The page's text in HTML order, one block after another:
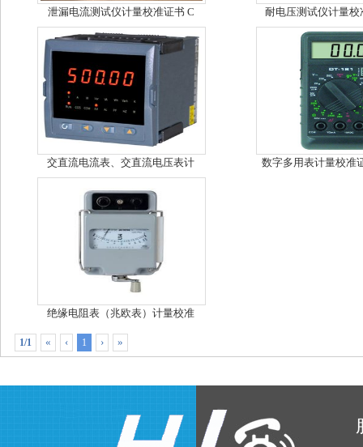
泄漏电流测试仪计量校准证书 C 耐电压测试仪计量校
交直流电流表、交直流电压表计 数字多用表计量校准
绝缘电阻表（兆欧表）计量校准
1/1 « ‹ 1 › »